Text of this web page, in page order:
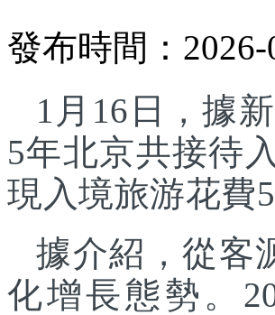
發布時間：2026-
1月16日，據
5年北京共接待
現入境旅游花費
據介紹，從客
化增長態勢。